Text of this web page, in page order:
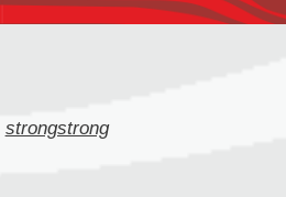
strongstrong